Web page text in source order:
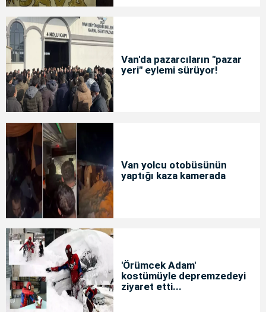
Van'da pazarcıların "pazar
yeri" eylemi sürüyor!
Van yolcu otobüsünün
yaptığı kaza kamerada
'Örümcek Adam'
kostümüyle depremzedeyi
ziyaret etti...